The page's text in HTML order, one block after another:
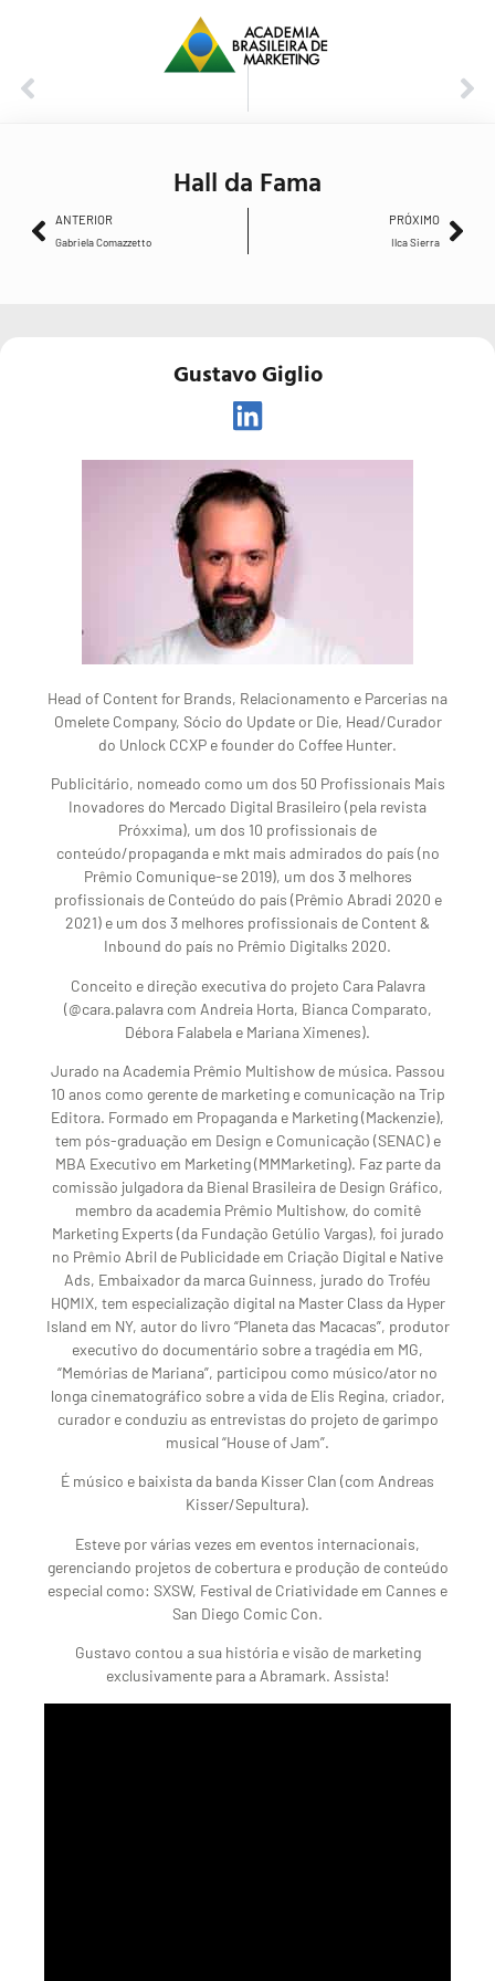
Hall da Fama
ANTERIOR
Gabriela Comazzetto
PRÓXIMO
Ilca Sierra
Gustavo Giglio
Head of Content for Brands, Relacionamento e Parcerias na
Omelete Company, Sócio do Update or Die, Head/Curador
do Unlock CCXP e founder do Coffee Hunter.
Publicitário, nomeado como um dos 50 Profissionais Mais
Inovadores do Mercado Digital Brasileiro (pela revista
Próxxima), um dos 10 profissionais de
conteúdo/propaganda e mkt mais admirados do país (no
Prêmio Comunique-se 2019), um dos 3 melhores
profissionais de Conteúdo do país (Prêmio Abradi 2020 e
2021) e um dos 3 melhores profissionais de Content &
Inbound do país no Prêmio Digitalks 2020.
Conceito e direção executiva do projeto Cara Palavra
(@cara.palavra com Andreia Horta, Bianca Comparato,
Débora Falabela e Mariana Ximenes).
Jurado na Academia Prêmio Multishow de música. Passou
10 anos como gerente de marketing e comunicação na Trip
Editora. Formado em Propaganda e Marketing (Mackenzie),
tem pós-graduação em Design e Comunicação (SENAC) e
MBA Executivo em Marketing (MMMarketing). Faz parte da
comissão julgadora da Bienal Brasileira de Design Gráfico,
membro da academia Prêmio Multishow, do comitê
Marketing Experts (da Fundação Getúlio Vargas), foi jurado
no Prêmio Abril de Publicidade em Criação Digital e Native
Ads, Embaixador da marca Guinness, jurado do Troféu
HQMIX, tem especialização digital na Master Class da Hyper
Island em NY, autor do livro “Planeta das Macacas”, produtor
executivo do documentário sobre a tragédia em MG,
“Memórias de Mariana”, participou como músico/ator no
longa cinematográfico sobre a vida de Elis Regina, criador,
curador e conduziu as entrevistas do projeto de garimpo
musical “House of Jam”.
É músico e baixista da banda Kisser Clan (com Andreas
Kisser/Sepultura).
Esteve por várias vezes em eventos internacionais,
gerenciando projetos de cobertura e produção de conteúdo
especial como: SXSW, Festival de Criatividade em Cannes e
San Diego Comic Con.
Gustavo contou a sua história e visão de marketing
exclusivamente para a Abramark. Assista!